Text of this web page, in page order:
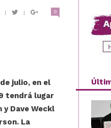
| | 0
julio, en el
tendrá lugar
Dave Weckl
La